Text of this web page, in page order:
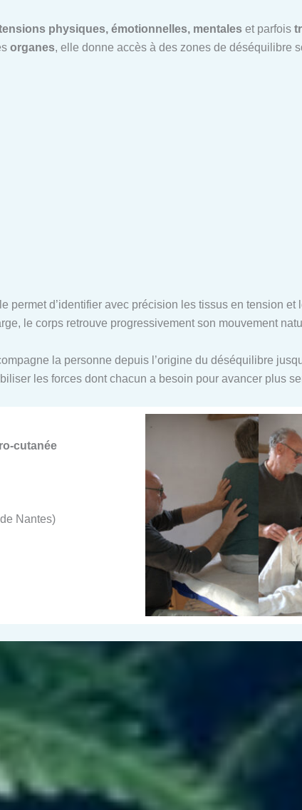
physiques, émotionnelles, mentales et parfois
organes, elle donne accès à des zones de déséquilibre
permet d’identifier avec précision les tissus en tension
le corps retrouve progressivement son mouvement
la personne depuis l’origine du déséquilibre
les forces dont chacun a besoin pour avancer plus
cutanée
Nantes)